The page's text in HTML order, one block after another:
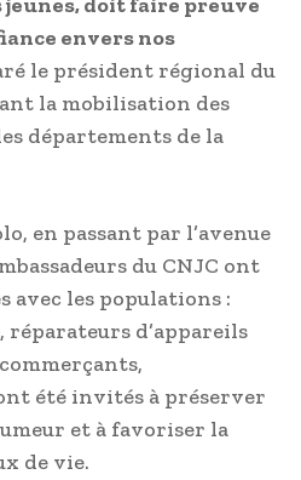
envers nos
le président régional du
la mobilisation des
départements de la
en passant par l’avenue
du CNJC ont
avec les populations :
réparateurs d’appareils
été invités à préserver
et à favoriser la
de vie.